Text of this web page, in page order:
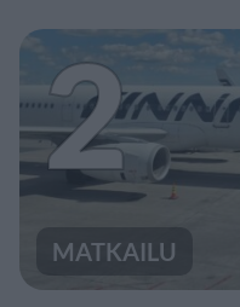
2
MATKAILU